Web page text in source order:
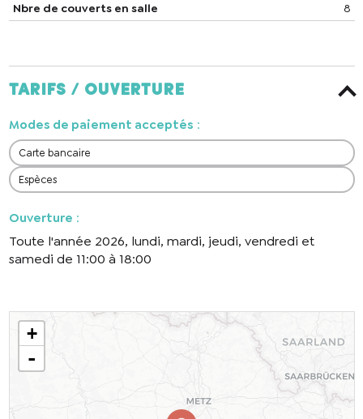
Nbre de couverts en salle
8
Tarifs / ouverture
Modes de paiement acceptés :
Carte bancaire
Espèces
Ouverture :
Toute l'année 2026, lundi, mardi, jeudi, vendredi et
samedi de 11:00 à 18:00
+
-